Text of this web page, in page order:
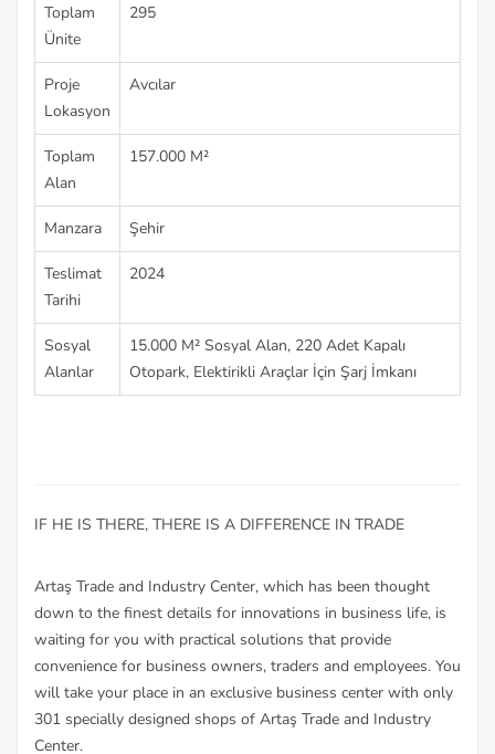
Toplam
Ünite
295
Proje
Lokasyon
Avcılar
Toplam
Alan
157.000 M²
Manzara Şehir
Teslimat
Tarihi
2024
Sosyal
Alanlar
15.000 M² Sosyal Alan, 220 Adet Kapalı
Otopark, Elektirikli Araçlar İçin Şarj İmkanı
IF HE IS THERE, THERE IS A DIFFERENCE IN TRADE
Artaş Trade and Industry Center, which has been thought
down to the finest details for innovations in business life, is
waiting for you with practical solutions that provide
convenience for business owners, traders and employees. You
will take your place in an exclusive business center with only
301 specially designed shops of Artaş Trade and Industry
Center.